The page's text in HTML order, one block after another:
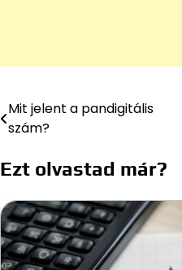
Bejegyzés
Mit jelent a pandigitális
szám?
Ezt olvastad már?